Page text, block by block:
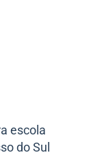
escola
do Sul